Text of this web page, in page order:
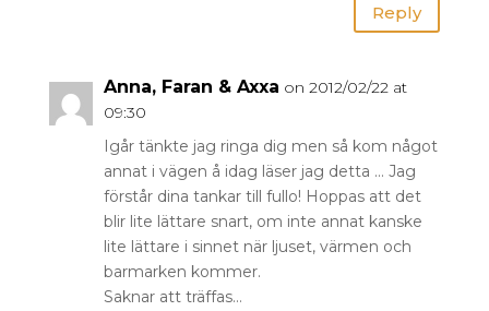
Reply
Anna, Faran & Axxa on 2012/02/22 at
09:30
Igår tänkte jag ringa dig men så kom något
annat i vägen å idag läser jag detta … Jag
förstår dina tankar till fullo! Hoppas att det
blir lite lättare snart, om inte annat kanske
lite lättare i sinnet när ljuset, värmen och
barmarken kommer.
Saknar att träffas…